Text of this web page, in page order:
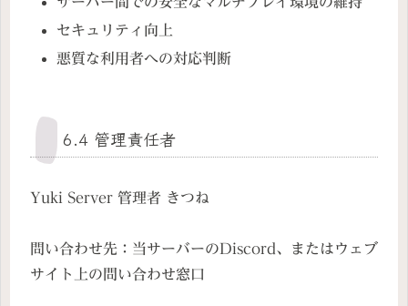
セキュリティ向上
悪質な利用者への対応判断
6.4 管理責任者
Yuki Server 管理者 きつね
問い合わせ先：当サーバーのDiscord、またはウェブ
サイト上の問い合わせ窓口